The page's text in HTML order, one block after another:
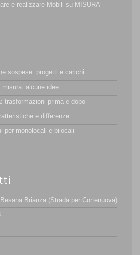
e realizzare Mobili su MISURA
sospese: progetti e carichi
misura: alcune idee
trasformazioni prima e dopo
e differenze
per monolocali e bilocali
Brianza (Strada per Cortenuova)